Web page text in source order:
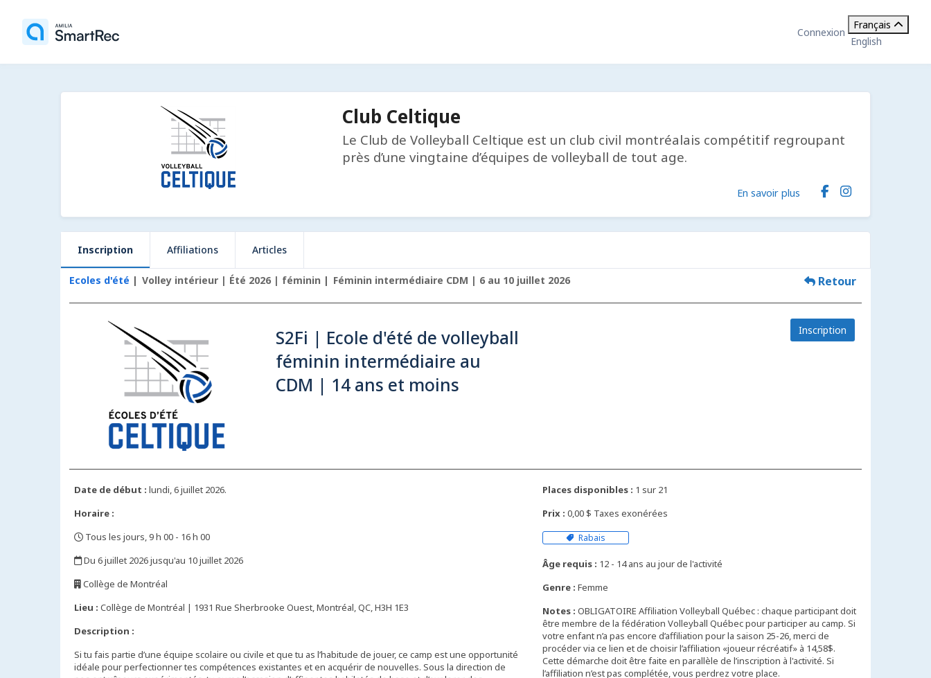
Connexion
Français
English
Club Celtique
Le Club de Volleyball Celtique est un club civil montréalais compétitif regroupant
près d’une vingtaine d’équipes de volleyball de tout age.
En savoir plus
Inscription Affiliations Articles
Ecoles d'été Volley intérieur | Été 2026 | féminin Féminin intermédiaire CDM | 6 au 10 juillet 2026 Retour
S2Fi | Ecole d'été de volleyball
féminin intermédiaire au
CDM | 14 ans et moins
Inscription
Date de début : lundi, 6 juillet 2026.
Horaire :
Tous les jours, 9 h 00 - 16 h 00
Du 6 juillet 2026 jusqu'au 10 juillet 2026
Collège de Montréal
Lieu : Collège de Montréal | 1931 Rue Sherbrooke Ouest, Montréal, QC, H3H 1E3
Description :
Si tu fais partie d’une équipe scolaire ou civile et que tu as l’habitude de jouer, ce camp est une opportunité
idéale pour perfectionner tes compétences existantes et en acquérir de nouvelles. Sous la direction de
Places disponibles : 1 sur 21
Prix : 0,00 $ Taxes exonérées
Rabais
Âge requis : 12 - 14 ans au jour de l'activité
Genre : Femme
Notes : OBLIGATOIRE Affiliation Volleyball Québec : chaque participant doit
être membre de la fédération Volleyball Québec pour participer au camp. Si
votre enfant n’a pas encore d’affiliation pour la saison 25-26, merci de
procéder via ce lien et de choisir l’affiliation «joueur récréatif» à 14,58$.
Cette démarche doit être faite en parallèle de l’inscription à l'activité. Si
l’affiliation n’est pas complétée, vous perdrez votre place.